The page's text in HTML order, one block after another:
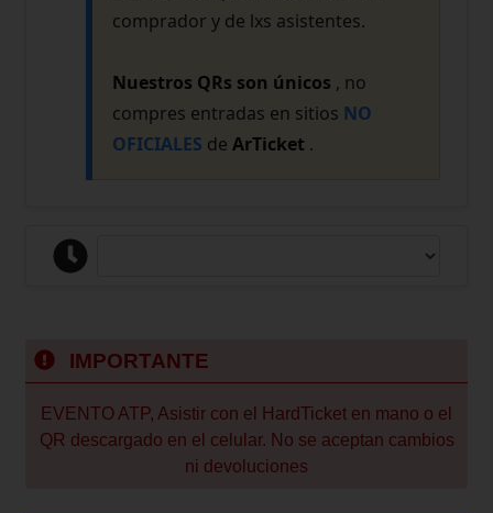
comprador y de lxs asistentes.
Nuestros QRs son únicos , no
compres entradas en sitios NO
OFICIALES de ArTicket .
IMPORTANTE
EVENTO ATP, Asistir con el HardTicket en mano o el
QR descargado en el celular. No se aceptan cambios
ni devoluciones